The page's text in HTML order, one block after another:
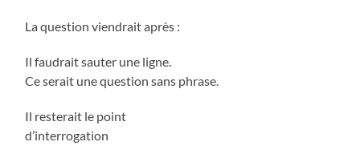
La question viendrait après :
Il faudrait sauter une ligne.
Ce serait une question sans phrase.
Il resterait le point
d’interrogation